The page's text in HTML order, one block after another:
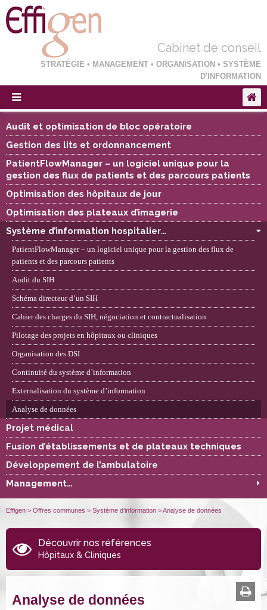
Cabinet de conseil
STRATÉGIE • MANAGEMENT • ORGANISATION • SYSTÈME
D'INFORMATION
Audit et optimisation de bloc opératoire
Gestion des lits et ordonnancement
PatientFlowManager – un logiciel unique pour la
gestion des flux de patients et des parcours patients
Optimisation des hôpitaux de jour
Optimisation des plateaux d’imagerie
Système d’information hospitalier…
PatientFlowManager – un logiciel unique pour la gestion des flux de
patients et des parcours patients
Audit du SIH
Schéma directeur d’un SIH
Cahier des charges du SIH, négociation et contractualisation
Pilotage des projets en hôpitaux ou cliniques
Organisation des DSI
Continuité du système d’information
Externalisation du système d’information
Analyse de données
Projet médical
Fusion d’établissements et de plateaux techniques
Développement de l’ambulatoire
Management…
Effigen > Offres communes > Système d’information >Analyse de données
Découvrir nos références
Hôpitaux & Cliniques
Analyse de données